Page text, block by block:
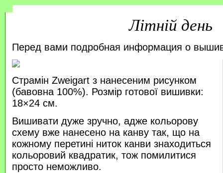
Літній день
Перед вами подробная информация о
Страмін Zweigart з нанесеним рисунком
(бавовна 100%). Розмір готової вишивки:
18×24 см.
Вишивати дуже зручно, адже кольорову
схему вже нанесено на канву так, що на
кожному перетині ниток канви знаходиться
кольоровий квадратик, тож помилитися
просто неможливо.